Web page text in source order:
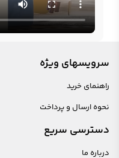
سرویسهای ویژه
راهنمای خرید
نحوه ارسال و پرداخت
دسترسی سریع
درباره ما